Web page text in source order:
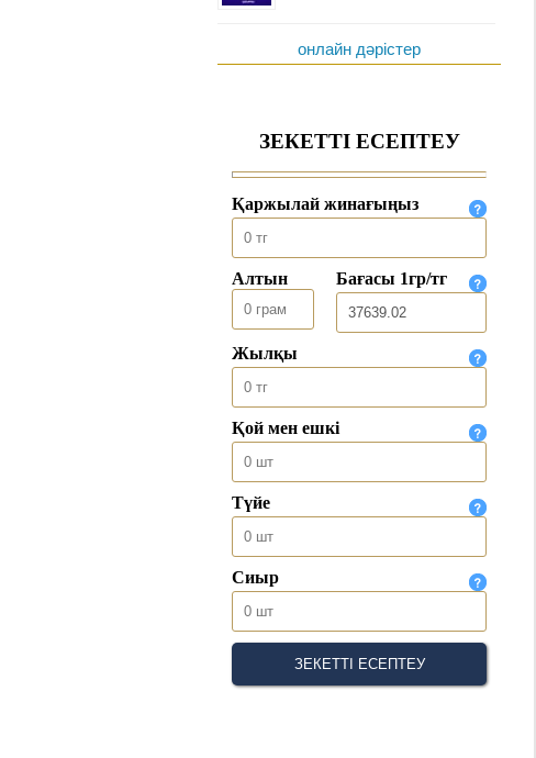
онлайн дәрістер